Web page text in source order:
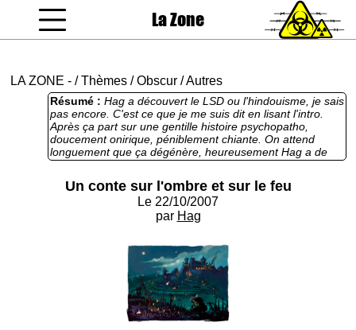
La Zone
LA ZONE - /Thèmes /Obscur /Autres
Résumé : Hag a découvert le LSD ou l'hindouisme, je sais
pas encore. C'est ce que je me suis dit en lisant l'intro.
Après ça part sur une gentille histoire psychopatho,
doucement onirique, péniblement chiante. On attend
longuement que ça dégénère, heureusement Hag a de
l'expérience en matière de batailles sanglantes, de
un peu. Pas beaucoup. Ca nous fait un tiers de bonheur
pour deux d'ennui. Mon conseil : zappez sans vergogne
Un conte sur l'ombre et sur le feu
Le 22/10/2007
par Hag